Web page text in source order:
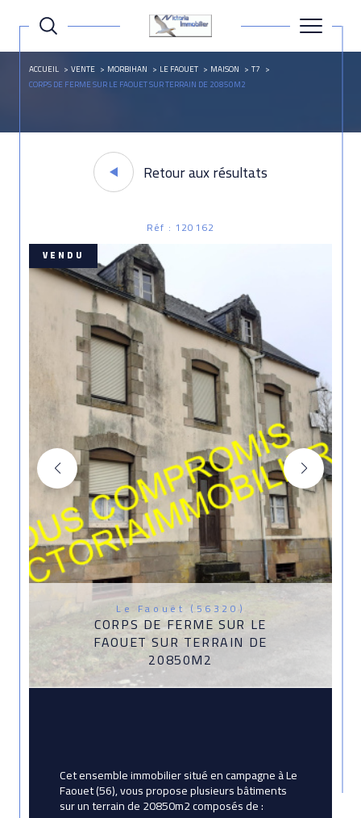
ACCUEIL VENTE MORBIHAN LE FAOUET MAISON
T7
CORPS DE FERME SUR LE FAOUET SUR TERRAIN DE 20850M2
Retour aux résultats
Réf : 120162
VENDU
Le Faouët (56320)
CORPS DE FERME SUR LE
FAOUET SUR TERRAIN DE
20850M2
Cet ensemble immobilier situé en campagne à Le
Faouet (56), vous propose plusieurs bâtiments
sur un terrain de 20850m2 composés de :